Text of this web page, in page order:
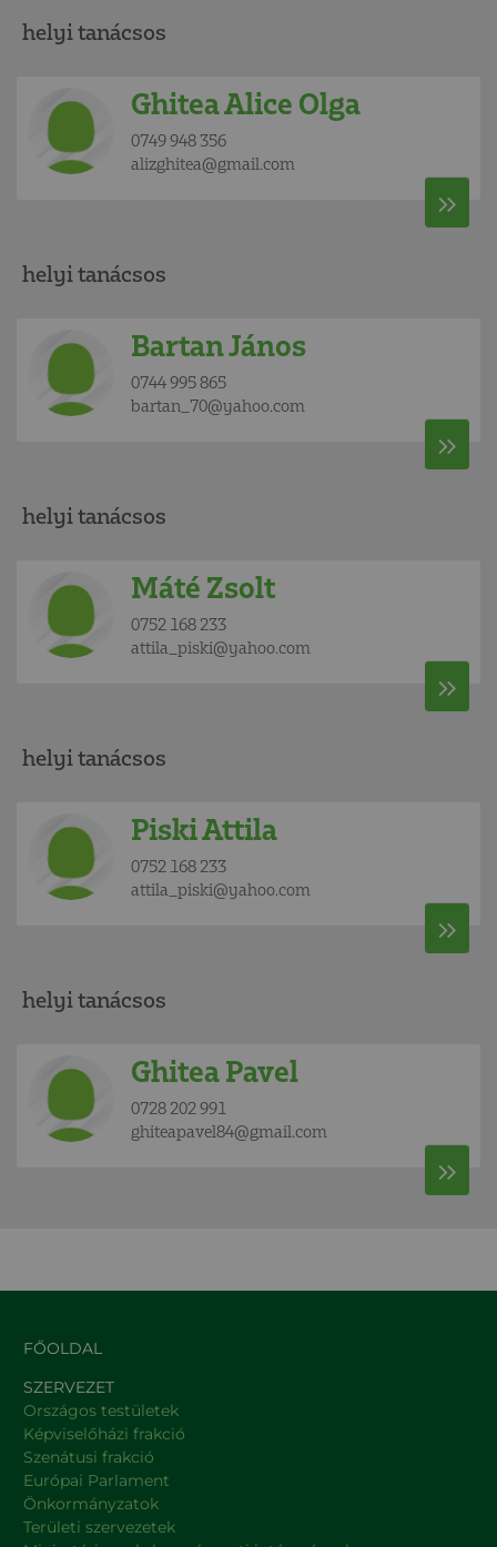
helyi tanácsos
Ghitea Alice Olga
0749 948 356
alizghitea@gmail.com
helyi tanácsos
Bartan János
0744 995 865
bartan_70@yahoo.com
helyi tanácsos
Máté Zsolt
0752 168 233
attila_piski@yahoo.com
helyi tanácsos
Piski Attila
0752 168 233
attila_piski@yahoo.com
helyi tanácsos
Ghitea Pavel
0728 202 991
ghiteapavel84@gmail.com
FŐOLDAL
SZERVEZET
Országos testületek
Képviselőházi frakció
Szenátusi frakció
Európai Parlament
Önkormányzatok
Területi szervezetek